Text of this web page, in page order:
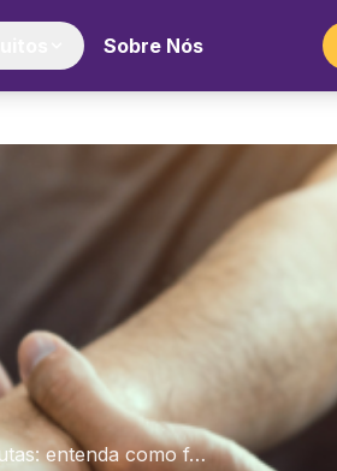
Sobre Nós
entenda como f…